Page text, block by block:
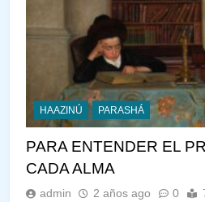
HAAZINÚ PARASHÁ
PARA ENTENDER EL
CADA ALMA
admin 2 años ago 0